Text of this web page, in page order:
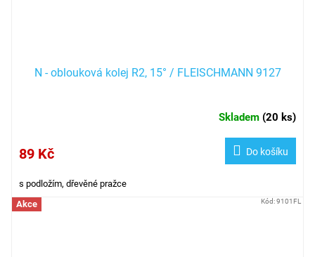
N - oblouková kolej R2, 15° / FLEISCHMANN 9127
Skladem (20 ks)
89 Kč Do košíku
s podložím, dřevěné pražce
Akce Kód:9101FL